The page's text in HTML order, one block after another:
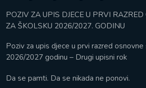
POZIV ZA UPIS DJECE U PRVI
ZA ŠKOLSKU 2026/2027. GODINU
Poziv za upis djece u prvi razred osnovne
2026/2027 godinu – Drugi upisni rok
Da se pamti. Da se nikada ne ponovi.